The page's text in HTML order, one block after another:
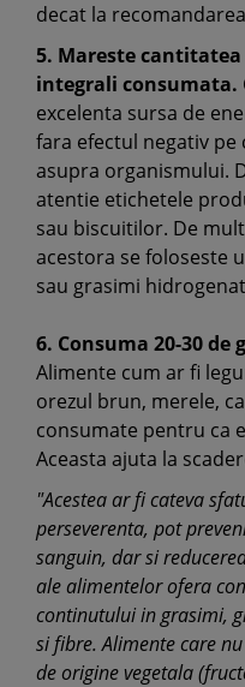
decat la
5. Mareste
integrali consumata.
excelenta sursa de
fara efectul negativ pe
asupra organismului.
atentie etichetele
sau biscuitilor. De
acestora se foloseste
sau grasimi
6. Consuma 20-30
Alimente cum ar fi
orezul brun, merele,
consumate pentru ca
Aceasta ajuta la
"Acestea ar fi cateva
perseverenta, pot
sanguin, dar si
ale alimentelor ofera
continutului in grasimi,
si fibre. Alimente care
de origine vegetala